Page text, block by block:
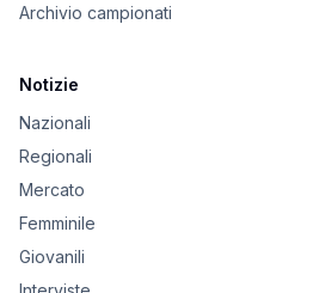
Archivio campionati
Notizie
Nazionali
Regionali
Mercato
Femminile
Giovanili